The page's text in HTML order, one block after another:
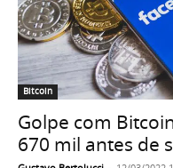
Bitcoin
Golpe com
670 mil antes de